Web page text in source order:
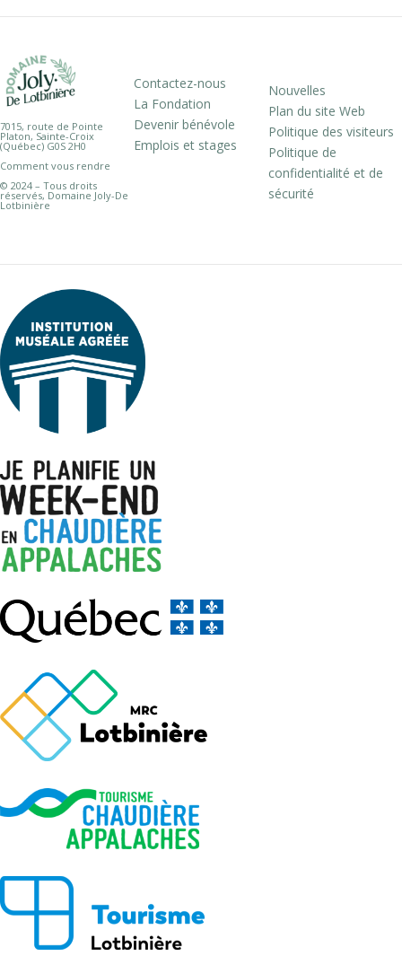
7015, route de Pointe
Platon, Sainte-Croix
(Québec) G0S 2H0
Comment vous rendre
© 2024 – Tous droits
réservés, Domaine Joly-De
Lotbinière
Contactez-nous
La Fondation
Devenir bénévole
Emplois et stages
Nouvelles
Plan du site Web
Politique des visiteurs
Politique de
confidentialité et de
sécurité